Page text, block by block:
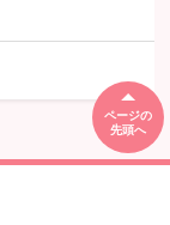
ページの
先頭へ